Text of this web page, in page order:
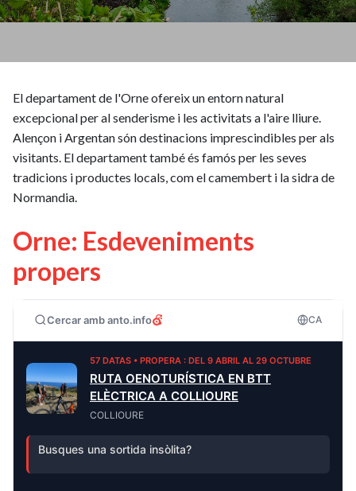
El departament de l'Orne ofereix un entorn natural
excepcional per al senderisme i les activitats a l'aire lliure.
Alençon i Argentan són destinacions imprescindibles per als
visitants. El departament també és famós per les seves
tradicions i productes locals, com el camembert i la sidra de
Normandia.
Orne: Esdeveniments
propers
Cercar amb anto.info CA
57 DATAS • PROPERA : DEL 9 ABRIL AL 29 OCTUBRE
RUTA OENOTURÍSTICA EN BTT
ELÈCTRICA A COLLIOURE
COLLIOURE
Busques una sortida insòlita?